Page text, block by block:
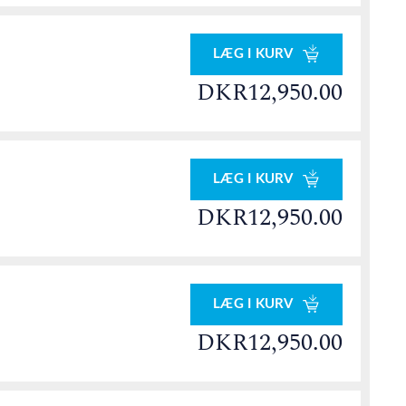
LÆG I KURV
DKR12,950.00
LÆG I KURV
DKR12,950.00
LÆG I KURV
DKR12,950.00